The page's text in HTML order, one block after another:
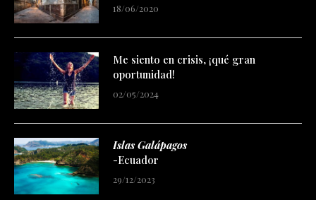
18/06/2020
Me siento en crisis, ¡qué gran
oportunidad!
02/05/2024
Islas Galápagos
-Ecuador
29/12/2023